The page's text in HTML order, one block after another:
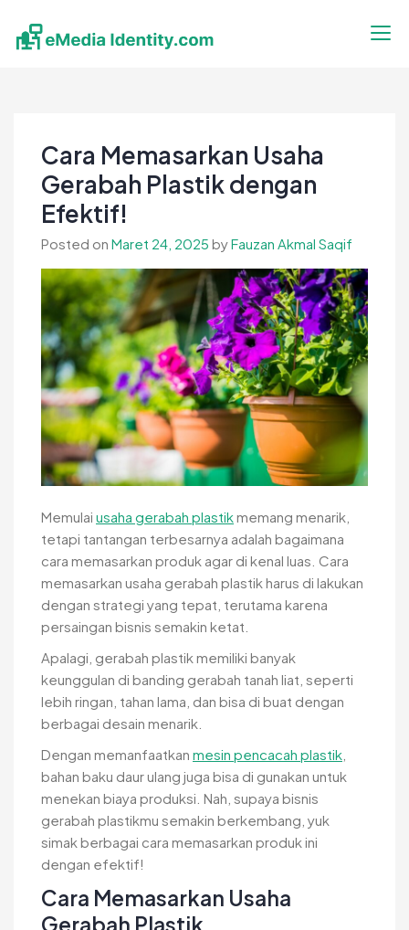
content
Cara Memasarkan Usaha
Gerabah Plastik dengan
Efektif!
Posted on Maret 24, 2025 byFauzan Akmal Saqif
Memulai usaha gerabah plastikmemang menarik,
tetapi tantangan terbesarnya adalah bagaimana
cara memasarkan produk agar di kenal luas. Cara
memasarkan usaha gerabah plastik harus di lakukan
dengan strategi yang tepat, terutama karena
persaingan bisnis semakin ketat.
Apalagi, gerabah plastik memiliki banyak
keunggulan di banding gerabah tanah liat, seperti
lebih ringan, tahan lama, dan bisa di buat dengan
berbagai desain menarik.
Dengan memanfaatkan mesin pencacah plastik
bahan baku daur ulang juga bisa di gunakan untuk
menekan biaya produksi. Nah, supaya bisnis
gerabah plastikmu semakin berkembang, yuk
simak berbagai cara memasarkan produk ini
dengan efektif!
Cara Memasarkan Usaha
Gerabah Plastik